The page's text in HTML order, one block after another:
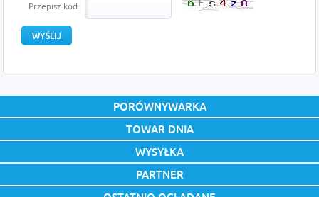
Przepisz kod
PORÓWNYWARKA
TOWAR DNIA
WYSYŁKA
PARTNER